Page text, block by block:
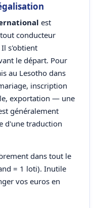
est
conducteur
s'obtient
le départ. Pour
au Lesotho dans
inscription
exportation — une
généralement
d'une traduction
dans tout le
= 1 loti). Inutile
vos euros en